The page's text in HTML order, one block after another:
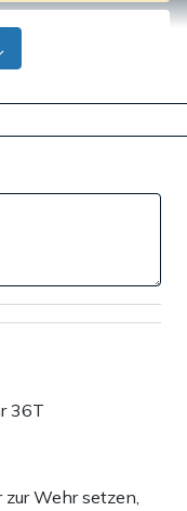
36T
Wehr setzen,